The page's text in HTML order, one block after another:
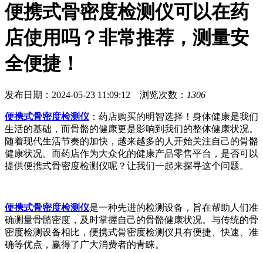
便携式骨密度检测仪可以在药
店使用吗？非常推荐，测量安
全便捷！
发布日期：2024-05-23 11:09:12 浏览次数： 1306
便携式骨密度检测仪 ：药店购买的明智选择！身体健康是我们
生活的基础，而骨骼的健康更是影响到我们的整体健康状况。
随着现代生活节奏的加快，越来越多的人开始关注自己的骨骼
健康状况。而药店作为大众化的健康产品零售平台，是否可以
提供便携式骨密度检测仪呢？让我们一起来探寻这个问题。
便携式骨密度检测仪是一种先进的检测设备，旨在帮助人们准
确测量骨骼密度，及时掌握自己的骨骼健康状况。与传统的骨
密度检测设备相比，便携式骨密度检测仪具有便捷、快速、准
确等优点，赢得了广大消费者的青睐。